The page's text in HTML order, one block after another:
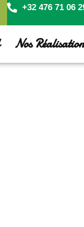
+32 476 71 06
Nos